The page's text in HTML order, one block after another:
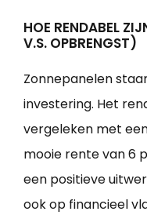
HOE RENDABEL
V.S. OPBRENGST)
Zonnepanelen
investering. Het
vergeleken met
mooie rente van 6
een positieve
ook op financieel